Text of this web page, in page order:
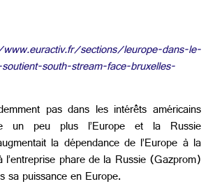
sections/leurope-dans-le-
south-stream-face-bruxelles-
pas dans les intérêts américains
un peu plus l’Europe et la Russie
la dépendance de l’Europe à la
phare de la Russie (Gazprom)
sa puissance en Europe.